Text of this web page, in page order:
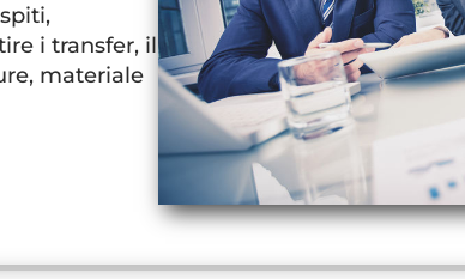
i transfer, il
materiale